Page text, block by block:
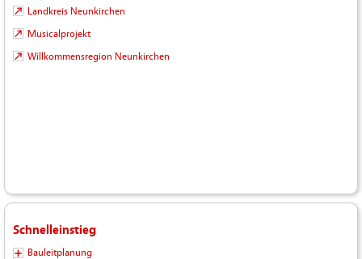
Landkreis Neunkirchen
Musicalprojekt
Willkommensregion Neunkirchen
Schnelleinstieg
Bauleitplanung